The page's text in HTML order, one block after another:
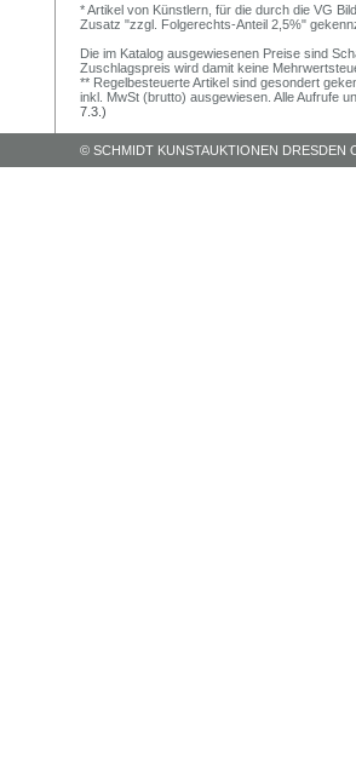
* Artikel von Künstlern, für die durch die VG
Zusatz "zzgl. Folgerechts-Anteil 2,5%"
Die im Katalog ausgewiesenen Preise sind
Zuschlagspreis wird damit keine
** Regelbesteuerte Artikel sind gesondert
inkl. MwSt (brutto) ausgewiesen. Alle Aufrufe
7.3.)
© SCHMIDT KUNSTAUKTIONEN DRESDEN